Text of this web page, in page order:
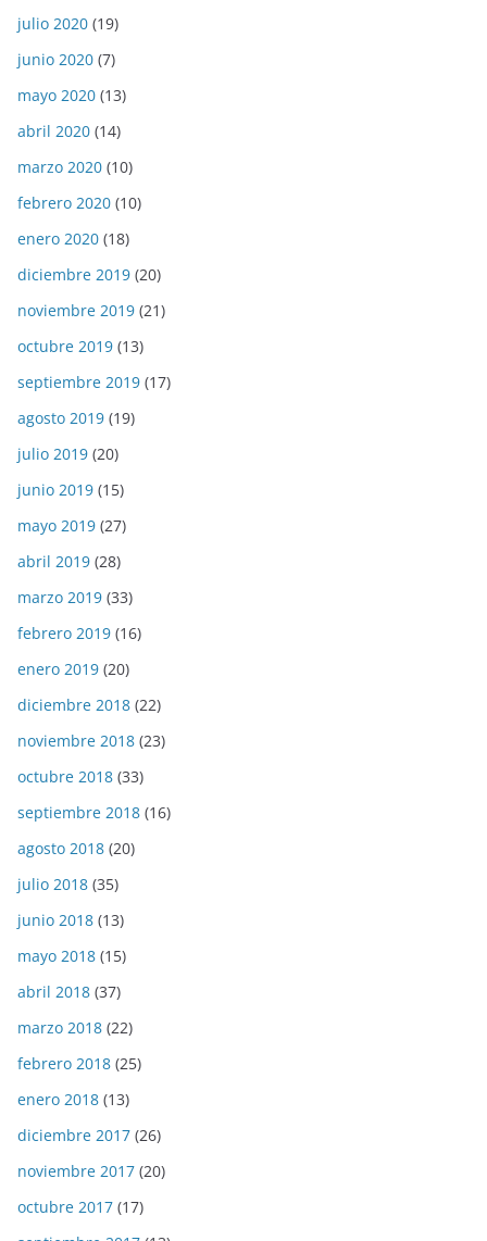
julio 2020 (19)
junio 2020 (7)
mayo 2020 (13)
abril 2020 (14)
marzo 2020 (10)
febrero 2020 (10)
enero 2020 (18)
diciembre 2019 (20)
noviembre 2019 (21)
octubre 2019 (13)
septiembre 2019 (17)
agosto 2019 (19)
julio 2019 (20)
junio 2019 (15)
mayo 2019 (27)
abril 2019 (28)
marzo 2019 (33)
febrero 2019 (16)
enero 2019 (20)
diciembre 2018 (22)
noviembre 2018 (23)
octubre 2018 (33)
septiembre 2018 (16)
agosto 2018 (20)
julio 2018 (35)
junio 2018 (13)
mayo 2018 (15)
abril 2018 (37)
marzo 2018 (22)
febrero 2018 (25)
enero 2018 (13)
diciembre 2017 (26)
noviembre 2017 (20)
octubre 2017 (17)